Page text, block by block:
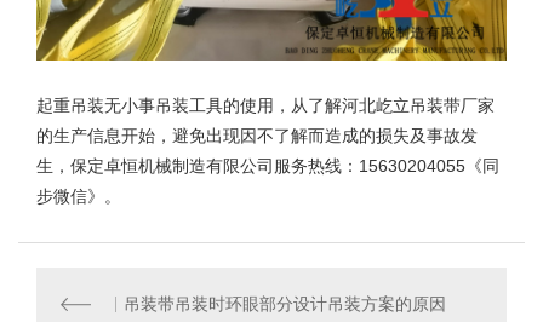
起重吊装无小事吊装工具的使用，从了解河北屹立吊装带厂家
的生产信息开始，避免出现因不了解而造成的损失及事故发
生，保定卓恒机械制造有限公司服务热线：15630204055《同
步微信》。
吊装带吊装时环眼部分设计吊装方案的原因